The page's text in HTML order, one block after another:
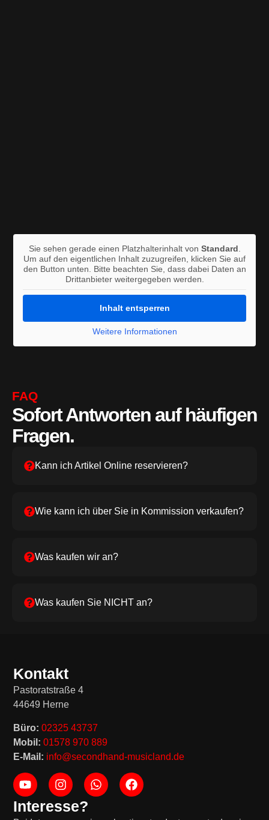
Sie sehen gerade einen Platzhalterinhalt von Standard
Um auf den eigentlichen Inhalt zuzugreifen, klicken Sie auf
den Button unten. Bitte beachten Sie, dass dabei Daten an
Drittanbieter weitergegeben werden.
Inhalt entsperren
Weitere Informationen
FAQ
Sofort Antworten auf häufigen
Fragen.
Kann ich Artikel Online reservieren?
Wie kann ich über Sie in Kommission verkaufen?
Was kaufen wir an?
Was kaufen Sie NICHT an?
Kontakt
Pastoratstraße 4
44649 Herne
Büro: 02325 43737
Mobil: 01578 970 889
E-Mail: info@secondhand-musicland.de
Interesse?